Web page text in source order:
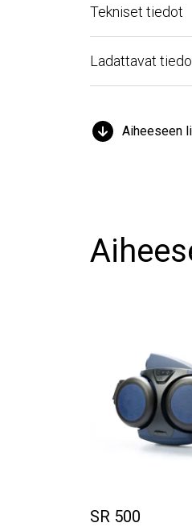
Tekniset tiedot
Ladattavat
Aiheeseen
SR 500